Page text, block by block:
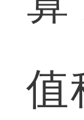
值